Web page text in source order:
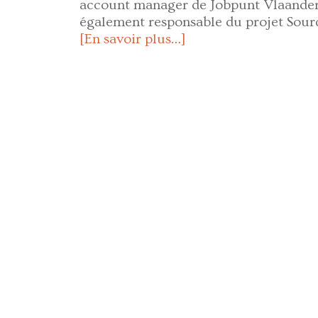
account manager de Jobpunt
également responsable du projet
[En savoir plus…]